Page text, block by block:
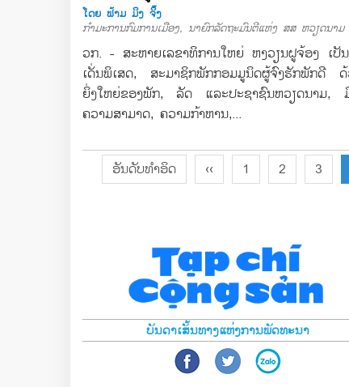
ໂດຍ ຟ້າມ ມິງ ຈິ໊ງ
ກຳມະການກົມການເມືອງ, ນາຍົກລັດຖະມົນຕີແຫ່ງ ສສ ຫວຽດນາມ
ວກ. - ສະຫາຍເລຂາທິການໃຫຍ່ ຫງວຽນຝູຈ້ອງ ເປັ
ເດັ່ນພິເສດ, ສະມາຊິກພັກກອມມູນິດຜູ້ຈົງຮັກພັກດີ
ຍິ່ງໃຫຍ່ຂອງພັກ, ລັດ ແລະປະຊາຊົນຫວຽດນາມ,
ຄວາມສາມາດ, ຄວາມກ້າຫານ,...
ອັນດັບທຳອິດ ‹‹ 1 2 3
ບັນດາເສັ້ນທາງແຫ່ງການພັດທະນາ